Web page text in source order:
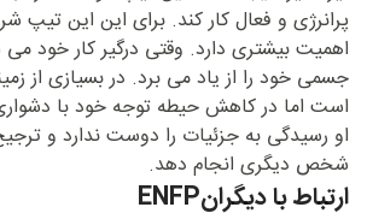
پرانرژی و فعال کار کند. برای این این تیپ
اهمیت بیشتری دارد. وقتی درگیر کار خود می
جسمی خود را از یاد می برد. در بسیازی از
است اما در کاهش حیطه توجه خود با
او رسیدگی به جزئیات را دوست ندارد و
شخص دیگری انجام دهد.
ارتباط با دیگرانENFP